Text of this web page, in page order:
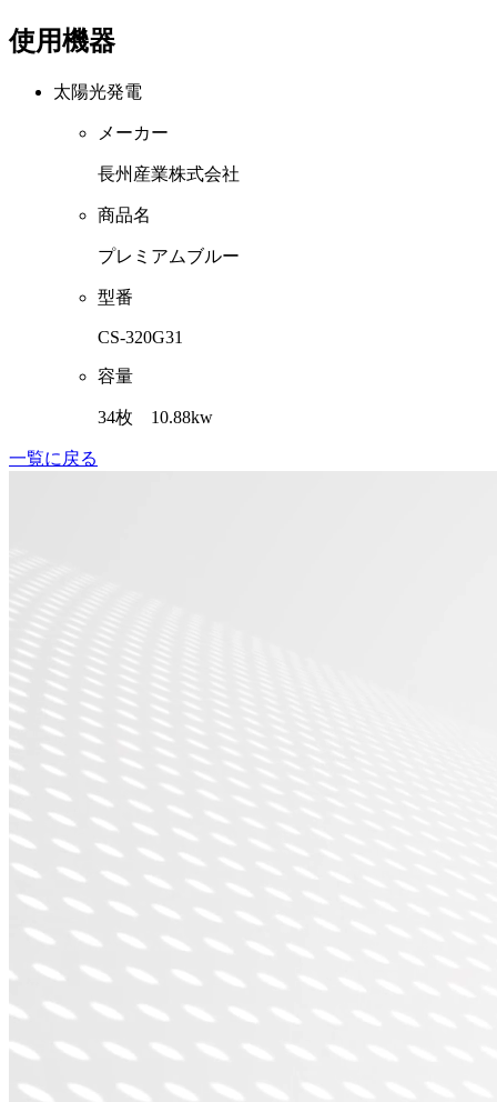
使用機器
太陽光発電
メーカー
長州産業株式会社
商品名
プレミアムブルー
型番
CS-320G31
容量
34枚 10.88kw
一覧に戻る